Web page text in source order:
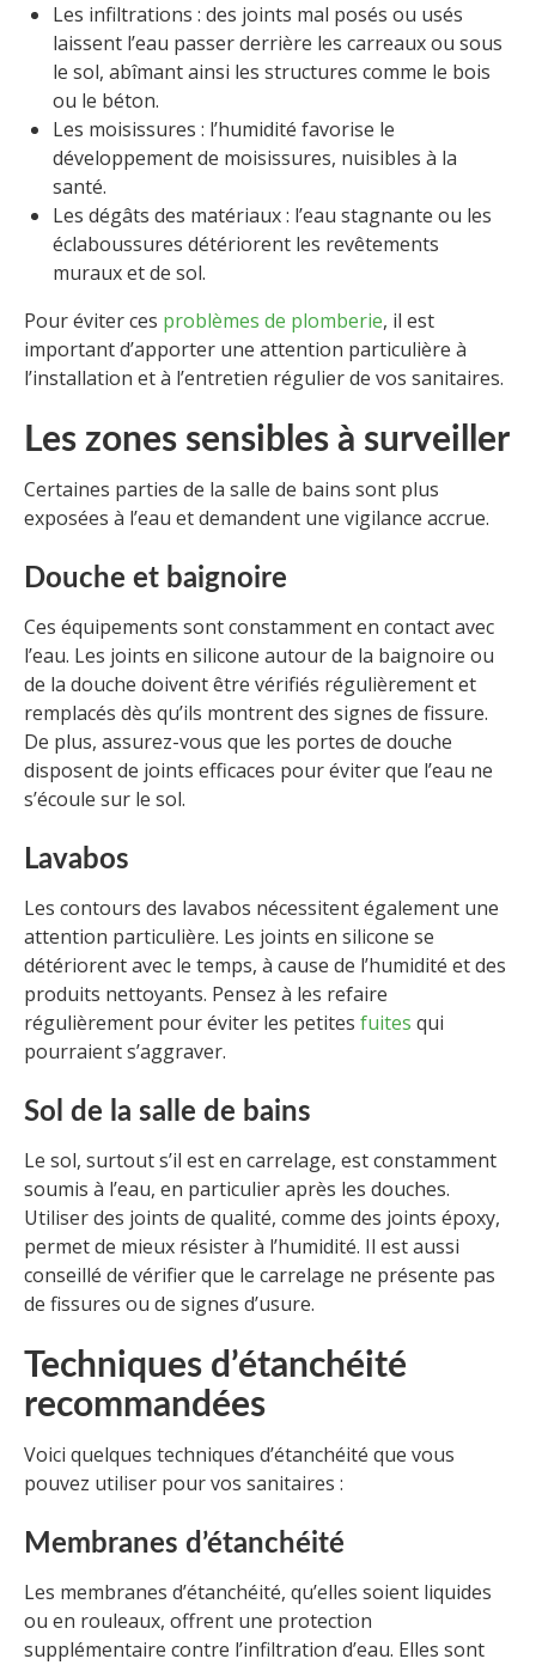
Les infiltrations : des joints mal posés ou usés
laissent l’eau passer derrière les carreaux ou sous
le sol, abîmant ainsi les structures comme le bois
ou le béton.
Les moisissures : l’humidité favorise le
développement de moisissures, nuisibles à la
santé.
Les dégâts des matériaux : l’eau stagnante ou les
éclaboussures détériorent les revêtements
muraux et de sol.
Pour éviter ces problèmes de plomberie, il est
important d’apporter une attention particulière à
l’installation et à l’entretien régulier de vos sanitaires.
Les zones sensibles à surveiller
Certaines parties de la salle de bains sont plus
exposées à l’eau et demandent une vigilance accrue.
Douche et baignoire
Ces équipements sont constamment en contact avec
l’eau. Les joints en silicone autour de la baignoire ou
de la douche doivent être vérifiés régulièrement et
remplacés dès qu’ils montrent des signes de fissure.
De plus, assurez-vous que les portes de douche
disposent de joints efficaces pour éviter que l’eau ne
s’écoule sur le sol.
Lavabos
Les contours des lavabos nécessitent également une
attention particulière. Les joints en silicone se
détériorent avec le temps, à cause de l’humidité et des
produits nettoyants. Pensez à les refaire
régulièrement pour éviter les petites fuites qui
pourraient s’aggraver.
Sol de la salle de bains
Le sol, surtout s’il est en carrelage, est constamment
soumis à l’eau, en particulier après les douches.
Utiliser des joints de qualité, comme des joints époxy,
permet de mieux résister à l’humidité. Il est aussi
conseillé de vérifier que le carrelage ne présente pas
de fissures ou de signes d’usure.
Techniques d’étanchéité
recommandées
Voici quelques techniques d’étanchéité que vous
pouvez utiliser pour vos sanitaires :
Membranes d’étanchéité
Les membranes d’étanchéité, qu’elles soient liquides
ou en rouleaux, offrent une protection
supplémentaire contre l’infiltration d’eau. Elles sont